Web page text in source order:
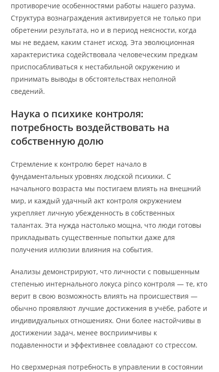
противоречие особенностями работы нашего разума.
Структура вознаграждения активируется не только при
обретении результата, но и в период неясности, когда
мы не ведаем, каким станет исход. Эта эволюционная
характеристика содействовала человеческим предкам
приспосабливаться к нестабильной окружению и
принимать выводы в обстоятельствах неполной
сведений.
Наука о психике контроля:
потребность воздействовать на
собственную долю
Стремление к контролю берет начало в
фундаментальных уровнях людской психики. С
начального возраста мы постигаем влиять на внешний
мир, и каждый удачный акт контроля окружением
укрепляет личную убежденность в собственных
талантах. Эта нужда настолько мощна, что люди готовы
прикладывать существенные попытки даже для
получения иллюзии влияния на события.
Анализы демонстрируют, что личности с повышенным
степенью интернального локуса pinco контроля — те, кто
верит в свою возможность влиять на происшествия —
обычно проявляют лучшие достижения в учёбе, работе и
индивидуальных отношениях. Они более настойчивы в
достижении задач, менее восприимчивы к
подавленности и эффективнее совладают со стрессом.
Но сверхмерная потребность в управлении в состоянии